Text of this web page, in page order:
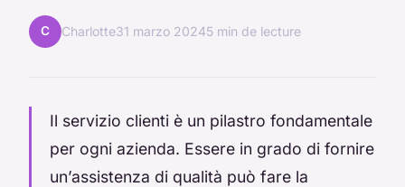
C Charlotte31 marzo 20245 min de lecture
Il servizio clienti è un pilastro fondamentale
per ogni azienda. Essere in grado di fornire
un’assistenza di qualità può fare la